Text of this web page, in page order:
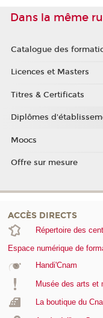
Dans la même
Catalogue des
Licences et Masters
Titres & Certificats
Diplômes
Moocs
Offre sur mesure
ACCÈS DIRECTS
Répertoire des
Espace numérique de
Handi'Cnam
Musée des arts et
La boutique du